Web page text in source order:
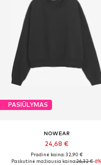
PASIŪLYMAS
NOWEAR
24,68 €
Pradinė kaina: 32,90 €
Paskutinė mažiausia kaina:26,32 €-6%